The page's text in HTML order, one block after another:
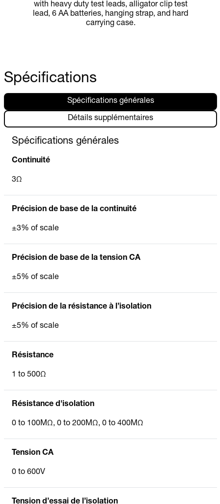
with heavy duty test leads, alligator clip test
lead, 6 AA batteries, hanging strap, and hard
carrying case.
Spécifications
Spécifications générales
Détails supplémentaires
Spécifications générales
Continuité
3Ω
Précision de base de la continuité
±3% of scale
Précision de base de la tension CA
±5% of scale
Précision de la résistance à l’isolation
±5% of scale
Résistance
1 to 500Ω
Résistance d'isolation
0 to 100MΩ, 0 to 200MΩ, 0 to 400MΩ
Tension CA
0 to 600V
Tension d’essai de l’isolation